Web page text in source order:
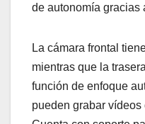
de autonomía gracias
La cámara frontal
mientras que la
función de enfoque
pueden grabar